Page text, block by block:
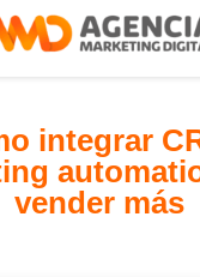
integrar
vender más